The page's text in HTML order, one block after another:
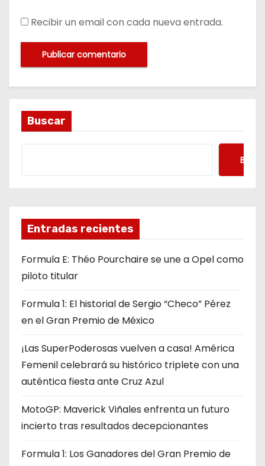
Recibir un email con cada nueva entrada.
Buscar
Entradas recientes
Formula E: Théo Pourchaire se une a Opel como
piloto titular
Formula 1: El historial de Sergio “Checo” Pérez
en el Gran Premio de México
¡Las SuperPoderosas vuelven a casa! América
Femenil celebrará su histórico triplete con una
auténtica fiesta ante Cruz Azul
MotoGP: Maverick Viñales enfrenta un futuro
incierto tras resultados decepcionantes
Formula 1: Los Ganadores del Gran Premio de